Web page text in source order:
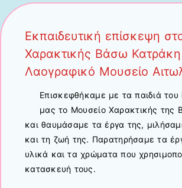
Εκπαιδευτική επίσκεψη
Χαρακτικής Βάσω Κατράκη
Λαογραφικό Μουσείο
Επισκεφθήκαμε με τα παιδιά του
μας το Μουσείο Χαρακτικής της
και θαυμάσαμε τα έργα της,
και τη ζωή της. Παρατηρήσαμε τα
υλικά και τα χρώματα που
κατασκευή τους.